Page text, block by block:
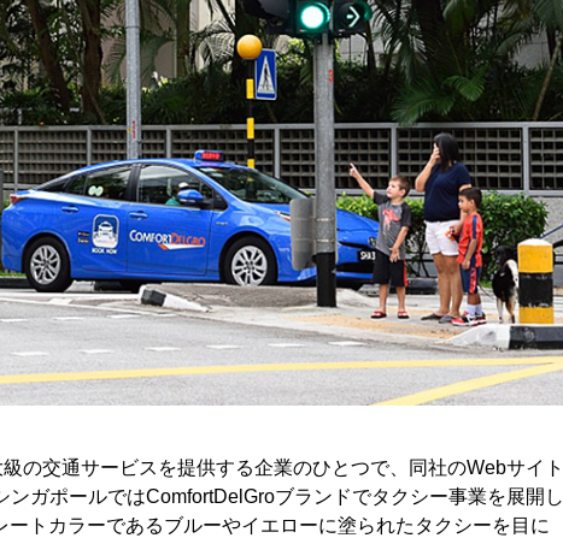
の交通サービスを提供する企業のひとつで、同社のWebサイト
ガポールではComfortDelGroブランドでタクシー事業を展開し
トカラーであるブルーやイエローに塗られたタクシーを目に